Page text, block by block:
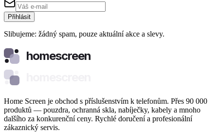
Přihlásit
Slibujeme: žádný spam, pouze aktuální akce a slevy.
homescreen
Home Screen je obchod s příslušenstvím k telefonům. Přes 90 000
produktů — pouzdra, ochranná skla, nabíječky, kabely a mnoho
dalšího za konkurenční ceny. Rychlé doručení a profesionální
zákaznický servis.